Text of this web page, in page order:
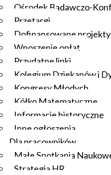
Ośrodek Badawczo-
Przetargi
Dofinansowane projekty
Wnoszenie opłat
Przydatne linki
Kolegium Dziekanów i
Kongresy Młodych
Kółko Matematyczne
Informacje historyczne
Inne ogłoszenia
Dla pracowników
Małe Spotkania
Strategia HR